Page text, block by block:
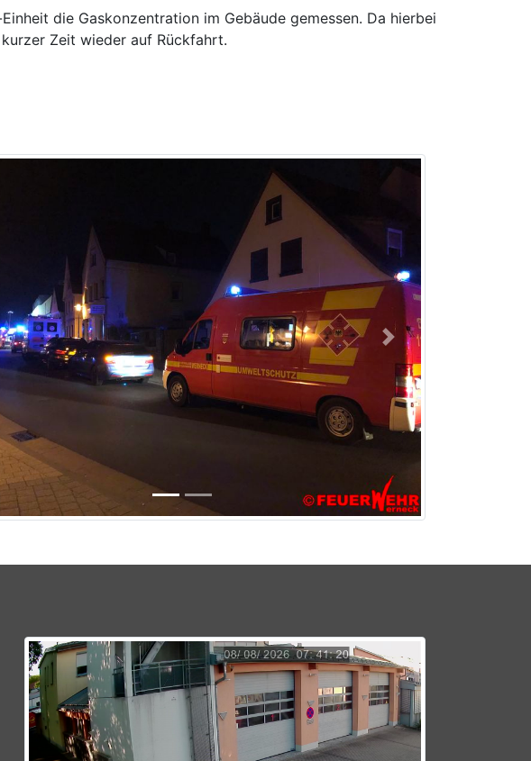
die Gaskonzentration im Gebäude gemessen. Da hierbei
Zeit wieder auf Rückfahrt.
Next